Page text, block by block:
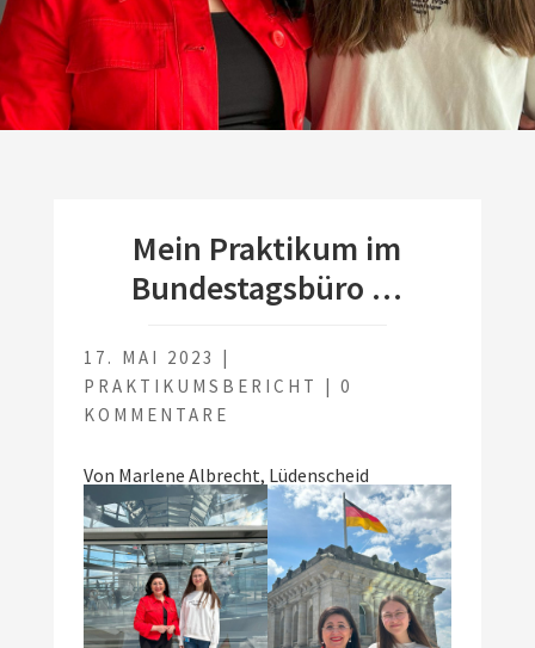
Mein Praktikum im
Bundestagsbüro …
17. MAI 2023 |
PRAKTIKUMSBERICHT | 0
KOMMENTARE
Von Marlene Albrecht, Lüdenscheid